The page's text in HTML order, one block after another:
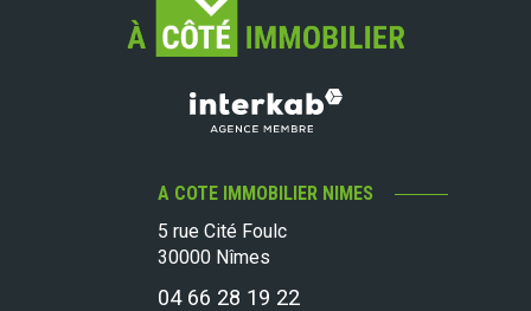
A COTE IMMOBILIER NIMES
5 rue Cité Foulc
30000 Nîmes
04 66 28 19 22